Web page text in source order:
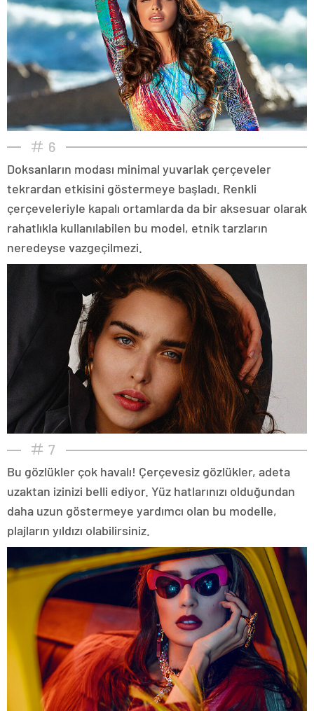
6
Doksanların modası minimal yuvarlak çerçeveler
tekrardan etkisini göstermeye başladı. Renkli
çerçeveleriyle kapalı ortamlarda da bir aksesuar olarak
rahatlıkla kullanılabilen bu model, etnik tarzların
neredeyse vazgeçilmezi.
7
Bu gözlükler çok havalı! Çerçevesiz gözlükler, adeta
uzaktan izinizi belli ediyor. Yüz hatlarınızı olduğundan
daha uzun göstermeye yardımcı olan bu modelle,
plajların yıldızı olabilirsiniz.